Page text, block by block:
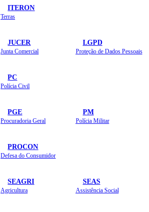
ITERON
Terras
JUCER
Junta Comercial
LGPD
Proteção de Dados Pessoais
PC
Polícia Civil
PGE
Procuradoria Geral
PM
Polícia Militar
PROCON
Defesa do Consumidor
SEAGRI
Agricultura
SEAS
Assistência Social